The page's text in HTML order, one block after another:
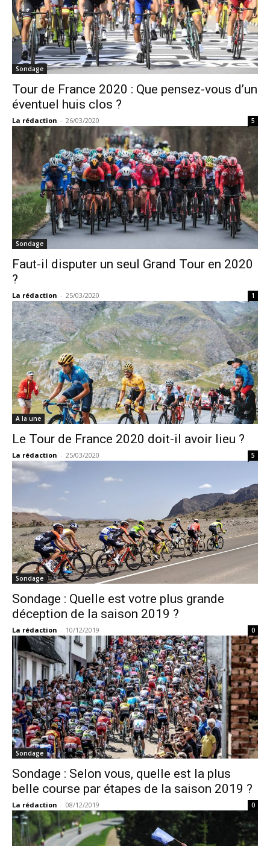
Sondage
Tour de France 2020 : Que pensez-vous d’un
éventuel huis clos ?
La rédaction - 26/03/2020 5
Sondage
Faut-il disputer un seul Grand Tour en 2020
?
La rédaction - 25/03/2020 1
A la une
Le Tour de France 2020 doit-il avoir lieu ?
La rédaction - 25/03/2020 5
Sondage
Sondage : Quelle est votre plus grande
déception de la saison 2019 ?
La rédaction - 10/12/2019 0
Sondage
Sondage : Selon vous, quelle est la plus
belle course par étapes de la saison 2019 ?
La rédaction - 08/12/2019 0